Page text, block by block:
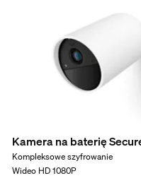
Kamera na baterię
Kompleksowe szyfrowanie
Wideo HD 1080P